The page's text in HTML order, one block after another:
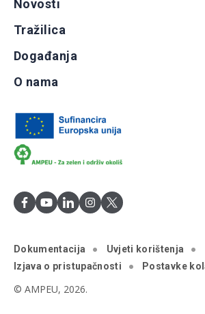
Novosti
Tražilica
Događanja
O nama
Dokumentacija Uvjeti korištenja
Izjava o pristupačnosti
Postavke
© AMPEU, 2026.